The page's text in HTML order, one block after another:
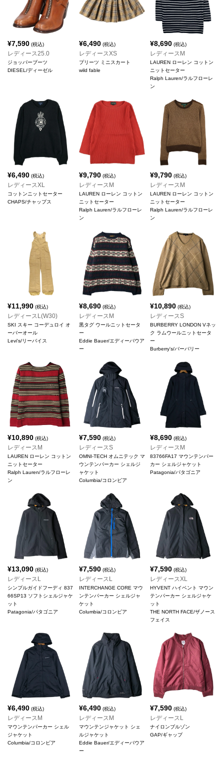
¥7,590 (税込)
レディース25.0
ジョッパーブーツ
DIESEL/ディーゼル
¥6,490(税込)
レディースXS
プリーツ ミニスカート
wild fable
¥8,690 (税込)
レディースM
LAUREN ローレン コットン
ニットセーター
Ralph Lauren/ラルフローレ
ン
¥6,490 (税込)
レディースXL
コットンニットセーター
CHAPS/チャップス
¥9,790(税込)
レディースM
LAUREN ローレン コットン
ニットセーター
Ralph Lauren/ラルフローレ
ン
¥9,790 (税込)
レディースM
LAUREN ローレン コットン
ニットセーター
Ralph Lauren/ラルフローレ
ン
¥11,990 (税込)
レディースL(W30)
SKI スキー コーデュロイ オ
ーバーオール
Levi's/リーバイス
¥8,690(税込)
レディースM
黒タグ ウールニットセータ
ー
Eddie Bauer/エディーバウア
ー
¥10,890 (税込)
レディースS
BURBERRY LONDON Vネッ
ク ラムウールニットセータ
ー
Burberry's/バーバリー
¥10,890 (税込)
レディースM
LAUREN ローレン コットン
ニットセーター
Ralph Lauren/ラルフローレ
ン
¥7,590(税込)
レディースS
OMNI-TECH オムニテック マ
ウンテンパーカー シェルジ
ャケット
Columbia/コロンビア
¥8,690 (税込)
レディースM
83766FA17 マウンテンパー
カー シェルジャケット
Patagonia/パタゴニア
¥13,090 (税込)
レディースL
シンプルガイドフーディ 837
66SP13 ソフトシェルジャケ
ット
Patagonia/パタゴニア
¥7,590(税込)
レディースL
INTERCHANGE CORE マウ
ンテンパーカー シェルジャ
ケット
Columbia/コロンビア
¥7,590 (税込)
レディースXL
HYVENT ハイベント マウン
テンパーカー シェルジャケ
ット
THE NORTH FACE/ザノース
フェイス
¥6,490 (税込)
レディースM
マウンテンパーカー シェル
ジャケット
Columbia/コロンビア
¥6,490(税込)
レディースM
マウンテンジャケット シェ
ルジャケット
Eddie Bauer/エディーバウア
ー
¥7,590 (税込)
レディースL
ナイロンブルゾン
GAP/ギャップ